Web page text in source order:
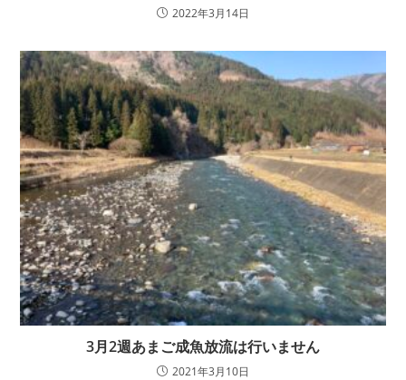
2022年3月14日
3月2週あまご成魚放流は行いません
2021年3月10日